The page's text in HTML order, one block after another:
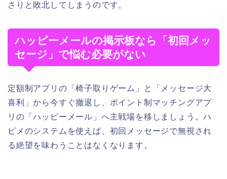
さりと敗北してしまうのです。
ハッピーメールの掲示板なら「初回メッ
セージ」で悩む必要がない
定額制アプリの「椅子取りゲーム」と「メッセージ大
喜利」から今すぐ撤退し、ポイント制マッチングアプ
リの「ハッピーメール」へ主戦場を移しましょう。ハ
ピメのシステムを使えば、初回メッセージで無視され
る絶望を味わうことはなくなります。